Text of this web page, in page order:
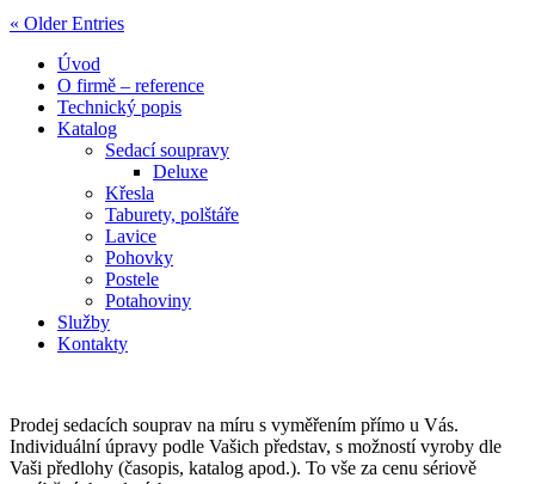
« Older Entries
Úvod
O firmě – reference
Technický popis
Katalog
Sedací soupravy
Deluxe
Křesla
Taburety, polštáře
Lavice
Pohovky
Postele
Potahoviny
Služby
Kontakty
Prodej sedacích souprav na míru s vyměřením přímo u Vás.
Individuální úpravy podle Vašich představ, s možností vyroby dle
Vaši předlohy (časopis, katalog apod.). To vše za cenu sériově